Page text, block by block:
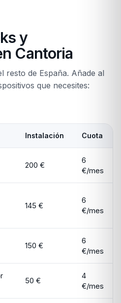
y
Cantoria
resto de España. Añade al
que necesites:
Instalación Cuota
200 €
6
€/mes
145 €
6
€/mes
150 €
6
€/mes
50 €
4
€/mes